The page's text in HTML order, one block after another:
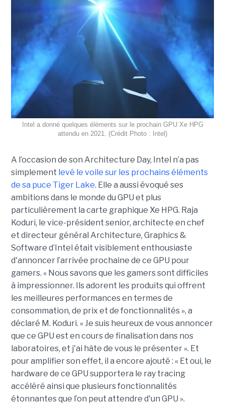
Intel a donné quelques éléments sur le prochain GPU Xe HPG
attendu en 2021. (Crédit Photo : Intel)
A l’occasion de son Architecture Day, Intel n’a pas
simplement levé le voile sur les prochains éléments
de sa puce Tiger Lake. Elle a aussi évoqué ses
ambitions dans le monde du GPU et plus
particulièrement la carte graphique Xe HPG. Raja
Koduri, le vice-président senior, architecte en chef
et directeur général Architecture, Graphics &
Software d’Intel était visiblement enthousiaste
d'annoncer l’arrivée prochaine de ce GPU pour
gamers. « Nous savons que les gamers sont difficiles
à impressionner. Ils adorent les produits qui offrent
les meilleures performances en termes de
consommation, de prix et de fonctionnalités », a
déclaré M. Koduri. « Je suis heureux de vous annoncer
que ce GPU est en cours de finalisation dans nos
laboratoires, et j'ai hâte de vous le présenter ». Et
pour amplifier son effet, il a encore ajouté : « Et oui, le
hardware de ce GPU supportera le ray tracing
accéléré ainsi que plusieurs fonctionnalités
étonnantes que l’on peut attendre d'un GPU ».